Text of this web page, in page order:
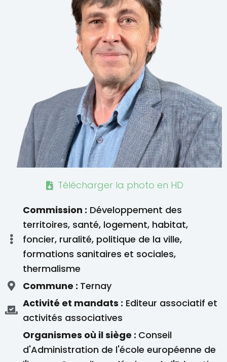
Télécharger la photo en HD
Commission : Développement des
territoires, santé, logement, habitat,
foncier, ruralité, politique de la ville,
formations sanitaires et sociales,
thermalisme
Commune : Ternay
Activité et mandats :
activités associatives
Organismes où il siège : Conseil
d'Administration de l'école européenne de